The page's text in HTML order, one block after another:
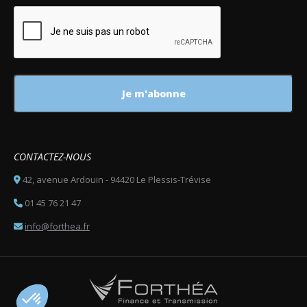
CONTACTEZ-NOUS
42, avenue Ardouin - 94420 Le Plessis-Trévise
01 45 76 21 47
info@forthea.fr